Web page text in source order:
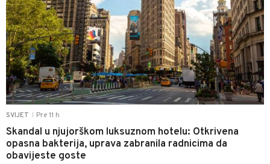
SVIJET Pre 11 h
Skandal u njujorškom luksuznom hotelu: Otkrivena
opasna bakterija, uprava zabranila radnicima da
obavijeste goste